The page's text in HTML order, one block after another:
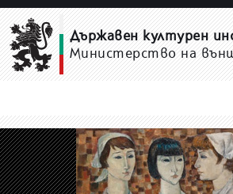
НОВИНИДържавен културен
Министерство на